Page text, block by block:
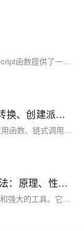
【10月更文挑战第26天】`arguments` 对象为JavaScript函数提供了一种灵活处理参数的方式，能够满足各种不同的参数传递和处理需求，在实际开发中具有广泛的应用价值。
JavaScript中通过array.map(）实现数据转换、创建派生数组、异步数据流处理、复杂API请求、DOM操作、搜索和过滤等，array.map(）的使用详解（附实际应用代码）
array.map(）可以用来数据转换、创建派生数组、应用函数、链式调用、异步数据流处理、复杂API请求梳理、提供DOM操作、用来搜索和过滤等，比for好用太多了，主要是写法简单，并且非常直观，并且能提升代码的可读性，也就提升了Long Term代码的可维护性。 只有锻炼思维才能可持续地解决问题，只有思维才是真正值得学习和分享的核心要素。如果这篇博客能给您带来一点帮助，麻烦您点个赞支持一下，还可以收藏起来以备不时之需，有疑问和错误欢迎在评论区指出~
深入理解 JavaScript 中的 Array.find() 方法：原理、性能优势与实用案例详解
Array.find() 是 JavaScript 数组方法中一个非常实用和强大的工具。它不仅提供了简洁的查找操作，还具有性能上的独特优势：返回的引用能够直接影响原数组的数据内容，使得数据更新更加高效。通过各种场景的展示，我们可以看到 Array.find() 在更新、条件查找和嵌套结构查找等场景中的广泛应用。 在实际开发中，掌握 Array.find() 的特性和使用技巧，可以让代码更加简洁高效，特别是在需要直接修改原数据内容的情形。 只有锻炼思维才能可持续地解决问题，只有思维才是真正值得学习和分享的核心要素。如果这篇博客能给您带来一点帮助，麻烦您点个赞支持一